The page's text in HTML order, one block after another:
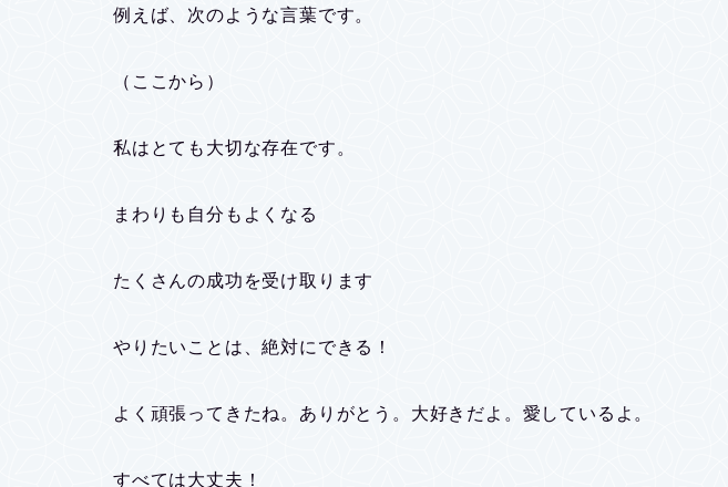
例えば、次のような言葉です。
（ここから）
私はとても大切な存在です。
まわりも自分もよくなる
たくさんの成功を受け取ります
やりたいことは、絶対にできる！
よく頑張ってきたね。ありがとう。大好きだよ。愛しているよ。
すべては大丈夫！